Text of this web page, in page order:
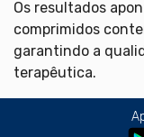
Os resultados
comprimidos
garantindo a
terapêutica.